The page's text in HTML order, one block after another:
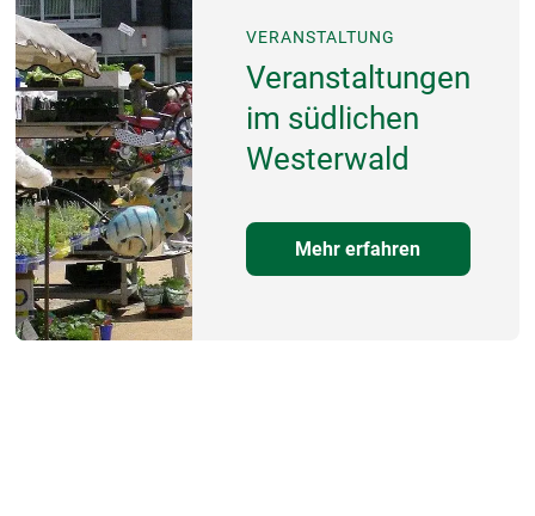
VERANSTALTUNG
Veranstaltungen
im südlichen
Westerwald
Mehr erfahren